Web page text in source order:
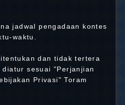
jadwal pengadaan kontes
waktu.
dan tidak tertera
sesuai "Perjanjian
Privasi" Toram